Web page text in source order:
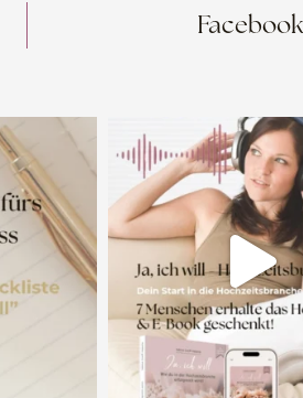
Facebook